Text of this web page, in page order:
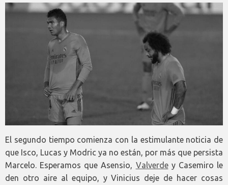
El segundo tiempo comienza con la estimulante noticia de
que Isco, Lucas y Modric ya no están, por más que persista
Marcelo. Esperamos que Asensio, Valverdey Casemiro le
den otro aire al equipo, y Vinicius deje de hacer cosas